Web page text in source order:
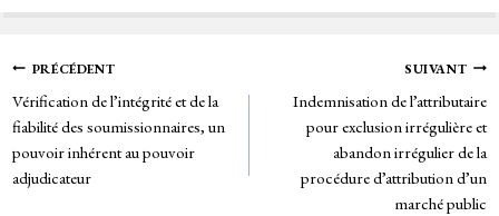
bo tt ail tF
rie
n
dl
y
Navigation
de
l’article
PRÉCÉDENT
Vérification de l’intégrité et de la
fiabilité des soumissionnaires, un
pouvoir inhérent au pouvoir
adjudicateur
SUIVANT
Indemnisation de l’attributaire
pour exclusion irrégulière et
abandon irrégulier de la
procédure d’attribution d’un
marché public